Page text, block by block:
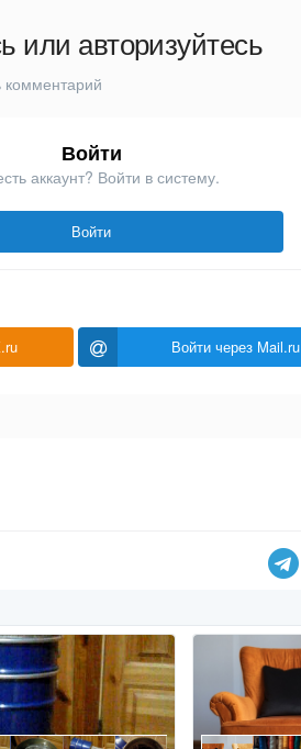
или авторизуйтесь
комментарий
Войти
аккаунт? Войти в систему.
Войти
Войти через Mail.ru